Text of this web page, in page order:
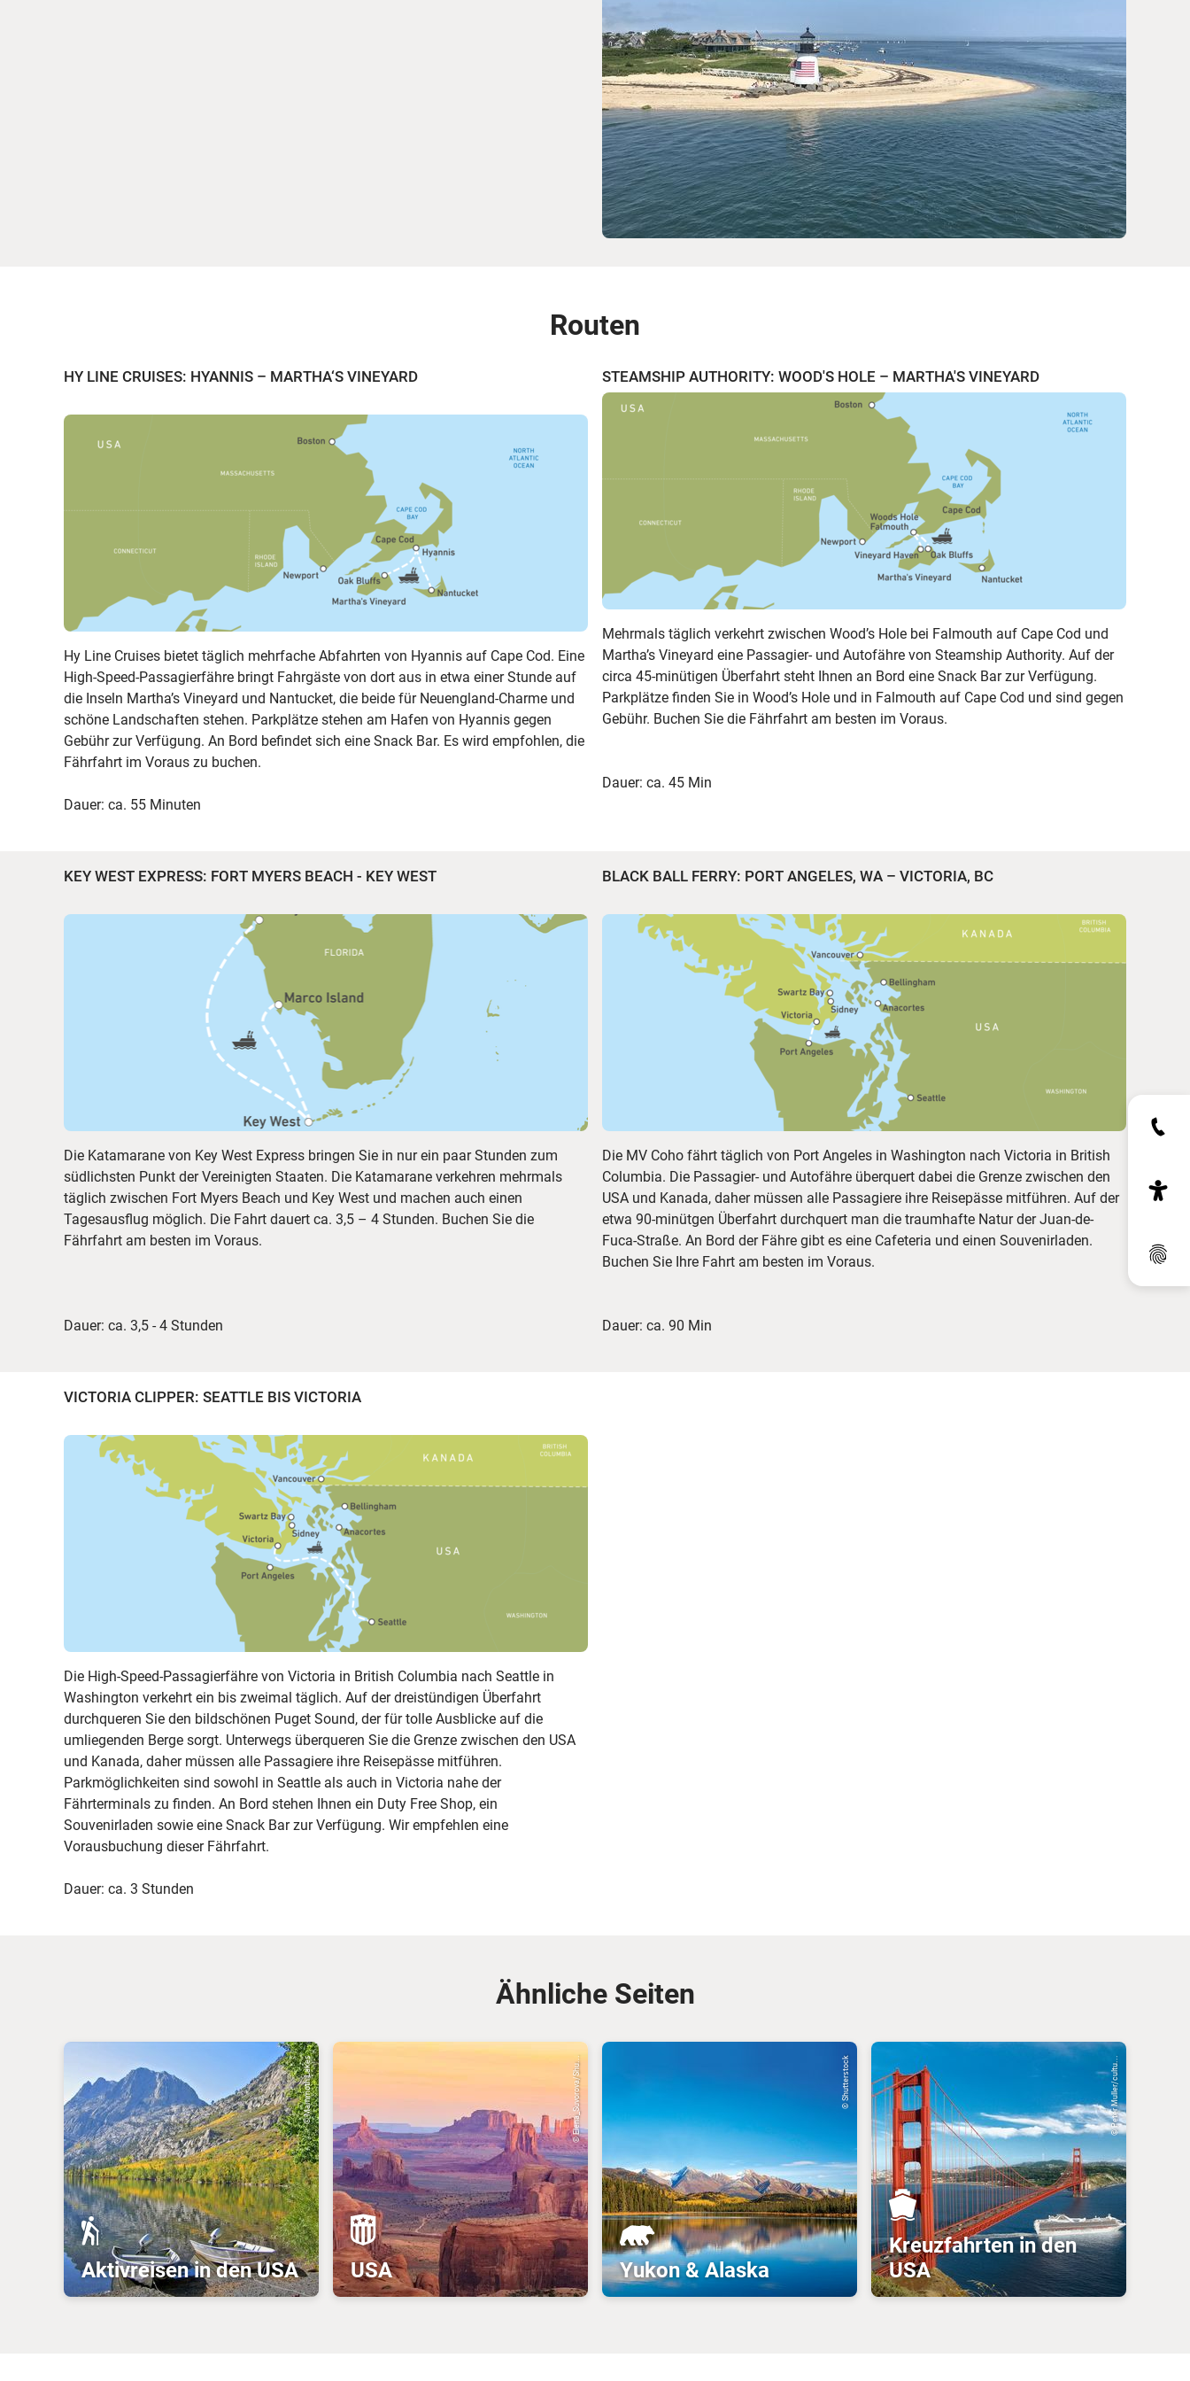
Routen
HY LINE CRUISES: HYANNIS – MARTHA‘S VINEYARD
Hy Line Cruises bietet täglich mehrfache Abfahrten von Hyannis auf Cape Cod. Eine
High-Speed-Passagierfähre bringt Fahrgäste von dort aus in etwa einer Stunde auf
die Inseln Martha’s Vineyard und Nantucket, die beide für Neuengland-Charme und
schöne Landschaften stehen. Parkplätze stehen am Hafen von Hyannis gegen
Gebühr zur Verfügung. An Bord befindet sich eine Snack Bar. Es wird empfohlen, die
Fährfahrt im Voraus zu buchen.
Dauer: ca. 55 Minuten
STEAMSHIP AUTHORITY: WOOD'S HOLE – MARTHA'S VINEYARD
Mehrmals täglich verkehrt zwischen Wood’s Hole bei Falmouth auf Cape Cod und
Martha’s Vineyard eine Passagier- und Autofähre von Steamship Authority. Auf der
circa 45-minütigen Überfahrt steht Ihnen an Bord eine Snack Bar zur Verfügung.
Parkplätze finden Sie in Wood’s Hole und in Falmouth auf Cape Cod und sind gegen
Gebühr. Buchen Sie die Fährfahrt am besten im Voraus.
Dauer: ca. 45 Min
KEY WEST EXPRESS: FORT MYERS BEACH - KEY WEST
Die Katamarane von Key West Express bringen Sie in nur ein paar Stunden zum
südlichsten Punkt der Vereinigten Staaten. Die Katamarane verkehren mehrmals
täglich zwischen Fort Myers Beach und Key West und machen auch einen
Tagesausflug möglich. Die Fahrt dauert ca. 3,5 – 4 Stunden. Buchen Sie die
Fährfahrt am besten im Voraus.
Dauer: ca. 3,5 - 4 Stunden
BLACK BALL FERRY: PORT ANGELES, WA – VICTORIA, BC
Die MV Coho fährt täglich von Port Angeles in Washington nach Victoria in British
Columbia. Die Passagier- und Autofähre überquert dabei die Grenze zwischen den
USA und Kanada, daher müssen alle Passagiere ihre Reisepässe mitführen. Auf der
etwa 90-minütgen Überfahrt durchquert man die traumhafte Natur der Juan-de-
Fuca-Straße. An Bord der Fähre gibt es eine Cafeteria und einen Souvenirladen.
Buchen Sie Ihre Fahrt am besten im Voraus.
Dauer: ca. 90 Min
VICTORIA CLIPPER: SEATTLE BIS VICTORIA
Die High-Speed-Passagierfähre von Victoria in British Columbia nach Seattle in
Washington verkehrt ein bis zweimal täglich. Auf der dreistündigen Überfahrt
durchqueren Sie den bildschönen Puget Sound, der für tolle Ausblicke auf die
umliegenden Berge sorgt. Unterwegs überqueren Sie die Grenze zwischen den USA
und Kanada, daher müssen alle Passagiere ihre Reisepässe mitführen.
Parkmöglichkeiten sind sowohl in Seattle als auch in Victoria nahe der
Fährterminals zu finden. An Bord stehen Ihnen ein Duty Free Shop, ein
Souvenirladen sowie eine Snack Bar zur Verfügung. Wir empfehlen eine
Vorausbuchung dieser Fährfahrt.
Dauer: ca. 3 Stunden
Ähnliche Seiten
Aktivreisen in den USA
© Mammoth Lakes
USA
© Elena_Suvorova/Shu...
Yukon & Alaska
© Shutterstock
Kreuzfahrten in den
USA
© Peter Muller/cultu...